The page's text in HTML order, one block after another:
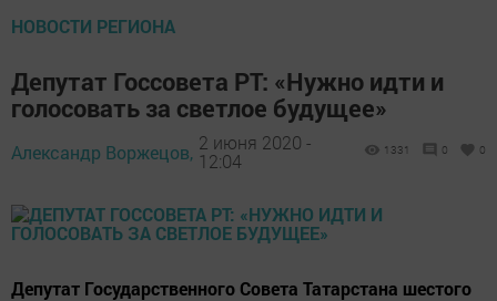
НОВОСТИ РЕГИОНА
Депутат Госсовета РТ: «Нужно идти и
голосовать за светлое будущее»
Александр Воржецов, 2 июня 2020 -
12:04
1331 0 0
Депутат Государственного Совета Татарстана шестого